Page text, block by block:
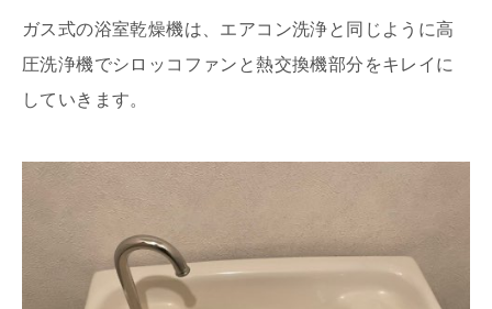
ガス式の浴室乾燥機は、エアコン洗浄と同じように高
圧洗浄機でシロッコファンと熱交換機部分をキレイに
していきます。